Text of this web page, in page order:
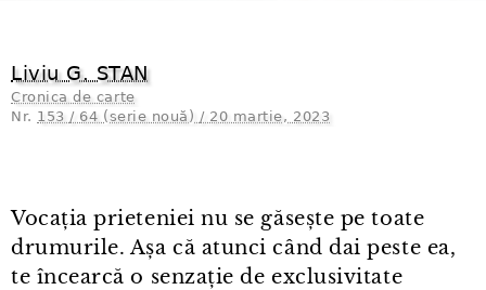
Liviu G. STAN
Cronica de carte
Nr. 153 / 64 (serie nouă) / 20 martie, 2023
Vocația prieteniei nu se găsește pe toate
drumurile. Așa că atunci când dai peste ea,
te încearcă o senzație de exclusivitate